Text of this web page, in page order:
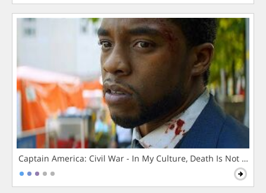
Captain America: Civil War - In My Culture, Death Is Not The